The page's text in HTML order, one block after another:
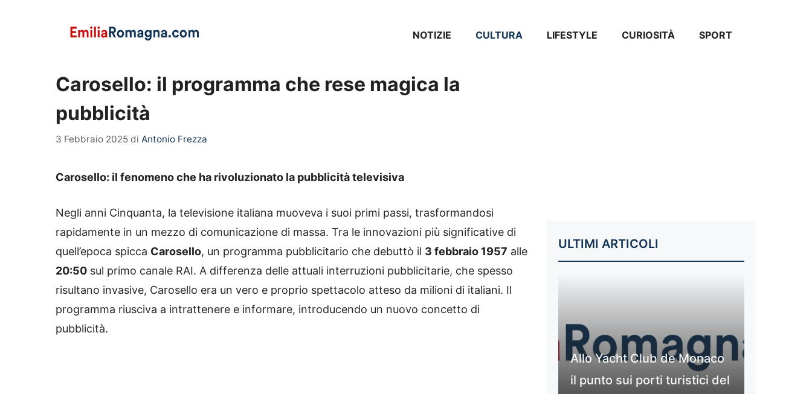
NOTIZIE CULTURA LIFESTYLE CURIOSITÀ SPORT
Carosello: il programma che rese magica la
pubblicità
3 Febbraio 2025 di Antonio Frezza
Carosello: il fenomeno che ha rivoluzionato la pubblicità televisiva
Negli anni Cinquanta, la televisione italiana muoveva i suoi primi passi, trasformandosi
rapidamente in un mezzo di comunicazione di massa. Tra le innovazioni più significative di
quell’epoca spicca Carosello, un programma pubblicitario che debuttò il 3 febbraio 1957 alle
20:50 sul primo canale RAI. A differenza delle attuali interruzioni pubblicitarie, che spesso
risultano invasive, Carosello era un vero e proprio spettacolo atteso da milioni di italiani. Il
programma riusciva a intrattenere e informare, introducendo un nuovo concetto di
pubblicità.
ULTIMI ARTICOLI
Allo Yacht Club de Monaco
il punto sui porti turistici del